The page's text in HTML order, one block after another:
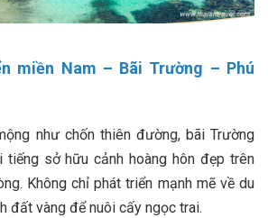
miền Nam – Bãi Trường – Phú
như chốn thiên đường, bãi Trường
sở hữu cảnh hoàng hôn đẹp trên
Không chỉ phát triển mạnh mẽ về du
đất vàng để nuôi cấy ngọc trai.